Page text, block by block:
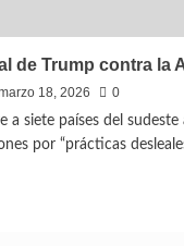
de Trump contra la
18, 2026
0
a siete países del sudeste
por “prácticas